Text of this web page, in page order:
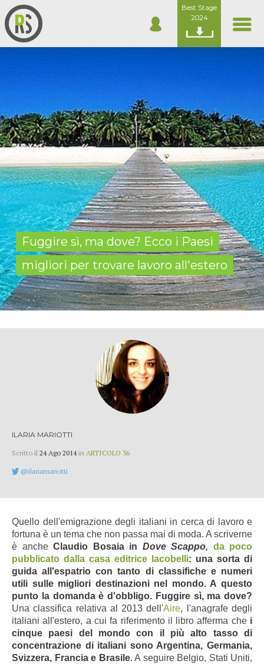
Best Stage
2024
Fuggire sì, ma dove? Ecco i Paesi
migliori per trovare lavoro all'estero
ILARIA MARIOTTI
Scritto il 24 Ago 2014in ARTICOLO 36
@ilariamariotti
Quello dell'emigrazione degli italiani in cerca di lavoro e
fortuna è un tema che non passa mai di moda. A scriverne
è anche Claudio Bosaia in Dove Scappo, da poco
pubblicato dalla casa editrice Iacobelli: una sorta di
guida all'espatrio con tanto di classifiche e numeri
utili sulle migliori destinazioni nel mondo. A questo
punto la domanda è d'obbligo. Fuggire sì, ma dove?
Una classifica relativa al 2013 dell'Aire, l'anagrafe degli
italiani all'estero, a cui fa riferimento il libro afferma che i
cinque paesi del mondo con il più alto tasso di
concentrazione di italiani sono Argentina, Germania,
Svizzera, Francia e Brasile. A seguire Belgio, Stati Uniti,